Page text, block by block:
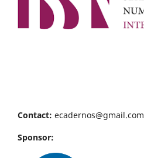
Contact: ecadernos@gmail.com
Sponsor: